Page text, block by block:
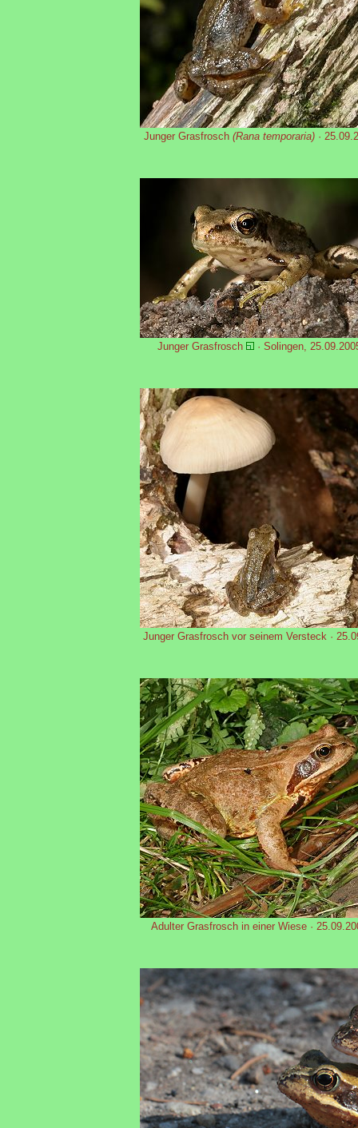
Junger Grasfrosch (Rana temporaria)·
Junger Grasfrosch · Solingen,
Junger Grasfrosch vor seinem Versteck ·
Adulter Grasfrosch in einer Wiese ·